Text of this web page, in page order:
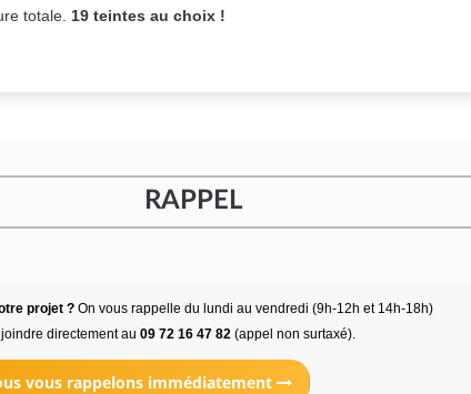
totale. 19 teintes au choix !
RAPPEL
projet ?On vous rappelle du lundi au vendredi (9h-12h et 14h-18h)
directement au 09 72 16 47 82(appel non surtaxé).
vous rappelons immédiatement